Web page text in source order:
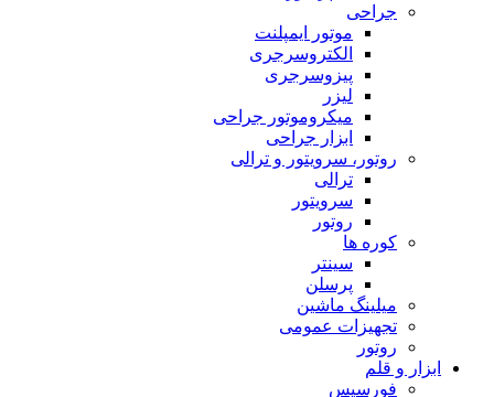
جراحی
موتور ایمپلنت
الکتروسرجری
پیزوسرجری
لیزر
میکروموتور جراحی
ابزار جراحی
روتور، سرویتور و ترالی
ترالی
سرویتور
روتور
کوره ها
سینتر
پرسلن
میلینگ ماشین
تجهیزات عمومی
روتور
ابزار و قلم
فورسپس